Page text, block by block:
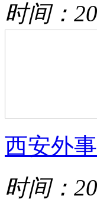
时间：
西安外
时间：